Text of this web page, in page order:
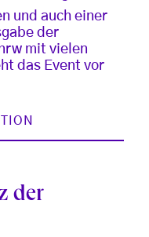
und auch einer
der
mit vielen
das Event vor
der